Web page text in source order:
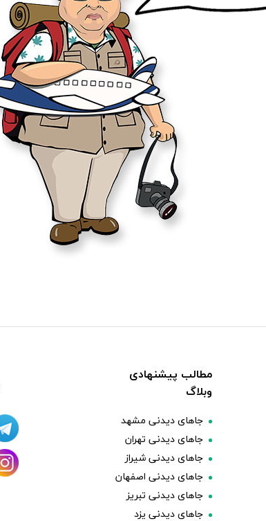
مطالب پیشنهادی
وبلاگ
جاهای دیدنی مشهد
جاهای دیدنی تهران
جاهای دیدنی شیراز
جاهای دیدنی اصفهان
جاهای دیدنی تبریز
جاهای دیدنی یزد